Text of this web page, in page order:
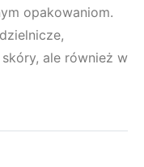
opakowaniom.
ale również w